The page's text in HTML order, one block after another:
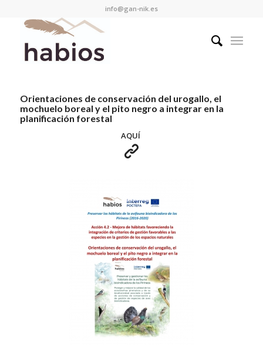
info@gan-nik.es
Orientaciones de conservación del urogallo, el
mochuelo boreal y el pito negro a integrar en la
planificación forestal
AQUÍ